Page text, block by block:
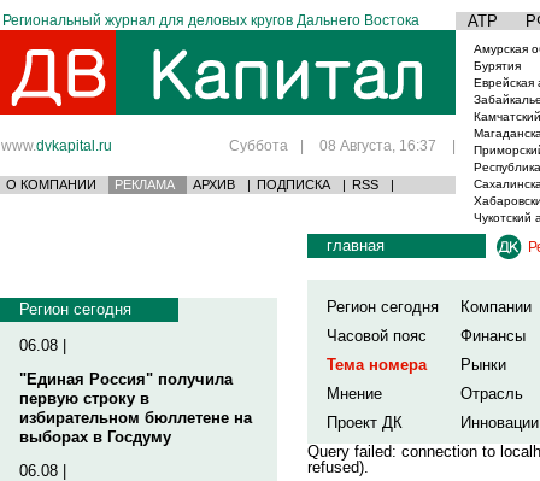
Региональный журнал для деловых кругов Дальнего Востока АТР
www.dvkapital.ru Суббота | 08 Августа, 16:37 |
О КОМПАНИИ РЕКЛАМА АРХИВ | ПОДПИСКА | RSS |
Амурская
Бурятия
Еврейская
Чукотский
Регион сегодня
06.08 |
"Единая Россия" получила
первую строку в
избирательном бюллетене на
выборах в Госдуму
06.08 |
главная
Регион сегодня
Компании
Часовой пояс
Финансы
Тема номера
Рынки
Мнение
Отрасль
Проект ДК
Инновации
Query failed: connection to
refused).